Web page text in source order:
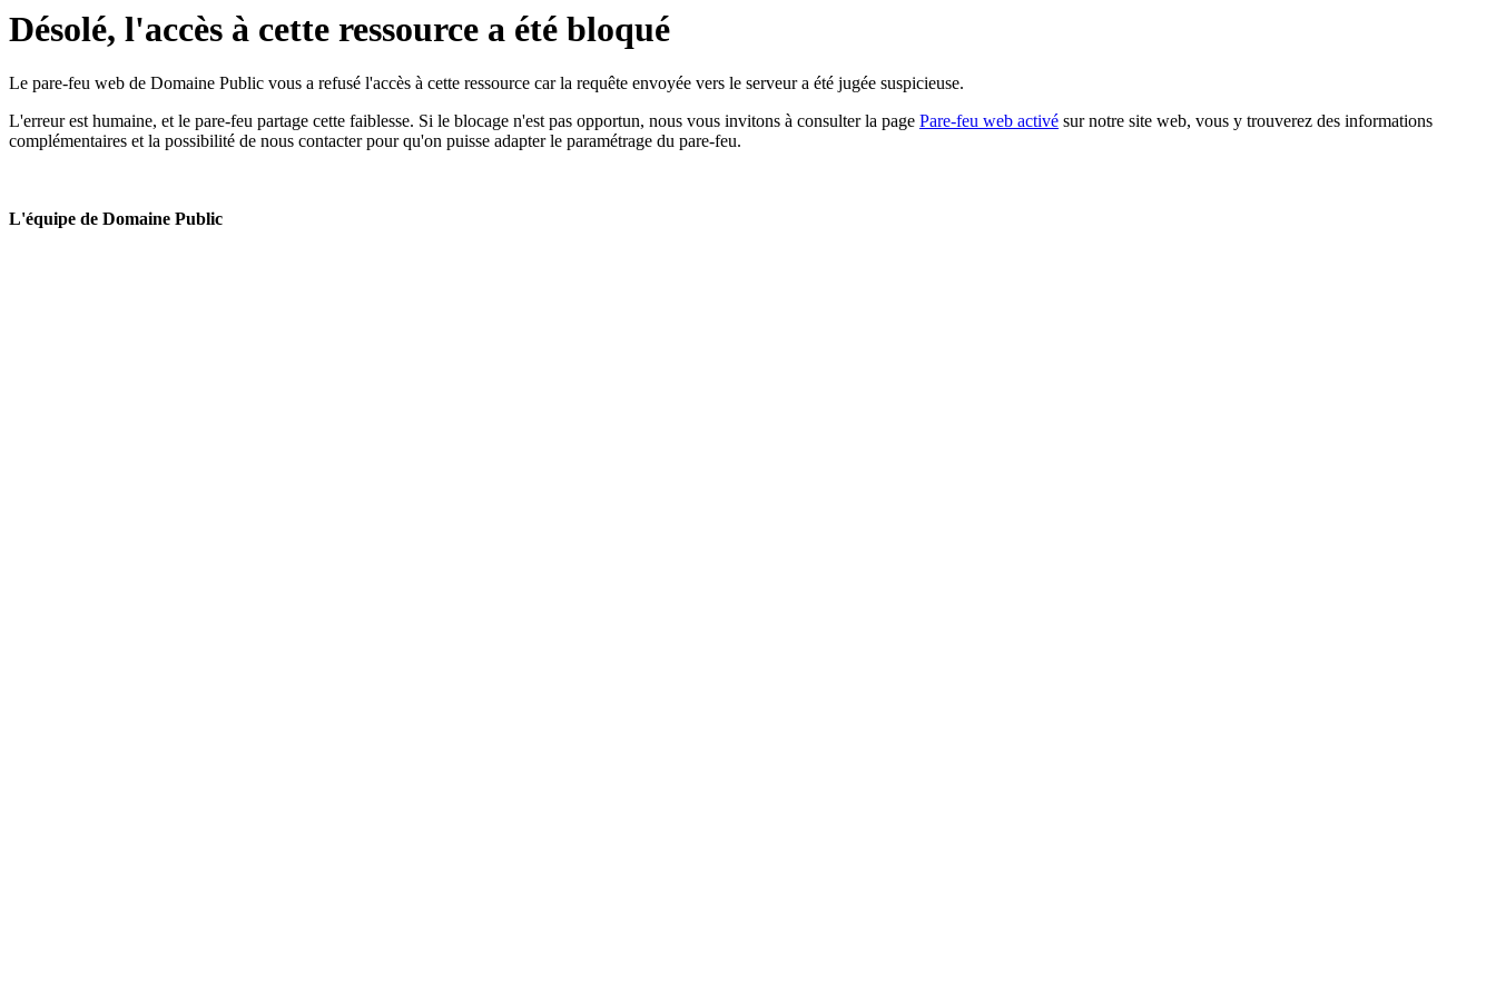
Désolé, l'accès à cette ressource a été bloqué
Le pare-feu web de Domaine Public vous a refusé l'accès à cette ressource car la requête envoyée vers le serveur a été jugée suspicieuse.
L'erreur est humaine, et le pare-feu partage cette faiblesse. Si le blocage n'est pas opportun, nous vous invitons à consulter la page Pare-feu web activé sur notre site web, vous y trouverez des informations
complémentaires et la possibilité de nous contacter pour qu'on puisse adapter le paramétrage du pare-feu.
L'équipe de Domaine Public